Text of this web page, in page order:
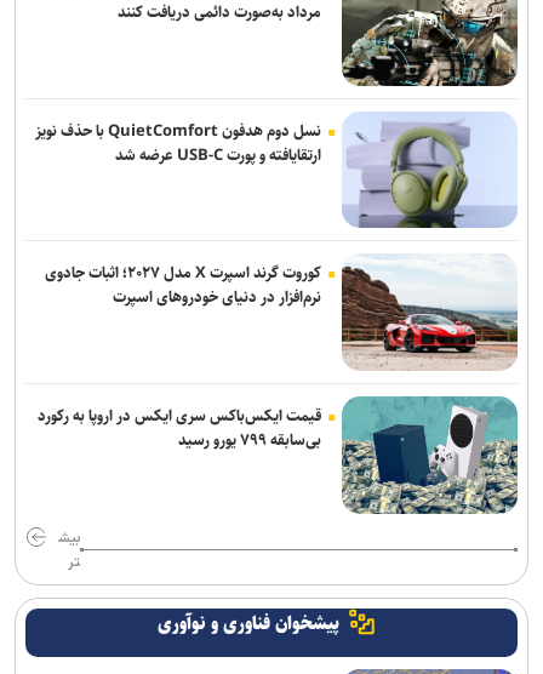
شدن ۵۸ نیروی وابسته به دولت مستعفی خبر داد
مهاجرانی: آذربایجان کتاب گشوده تاریخ ایران و مدرسه آزادگی و تمدن
است
یورش نظامیان صهیونیست به اردوگاه قلندیا؛ ۵۱ فلسطینی زخمی و بیش
محسن رضایی: اجازه باز شدن مسیر دوم در تنگه هرمز را نخواهیم داد
جامعه را نمی‌توان با امرونهی اداره کرد/ با پشتیبانی رهبری تمام تلاش بر
وحدت و انسجام است
مرداد به‌صورت دائمی دریافت کنند
نسل دوم هدفون QuietComfort با حذف نویز
ارتقایافته و پورت USB-C عرضه شد
کوروت گرند اسپرت X مدل ۲۰۲۷؛ اثبات جادوی
نرم‌افزار در دنیای خودروهای اسپرت
قیمت ایکس‌باکس سری ایکس در اروپا به رکورد
بی‌سابقه ۷۹۹ یورو رسید
بیش
تر
پیشخوان فناوری و نوآوری